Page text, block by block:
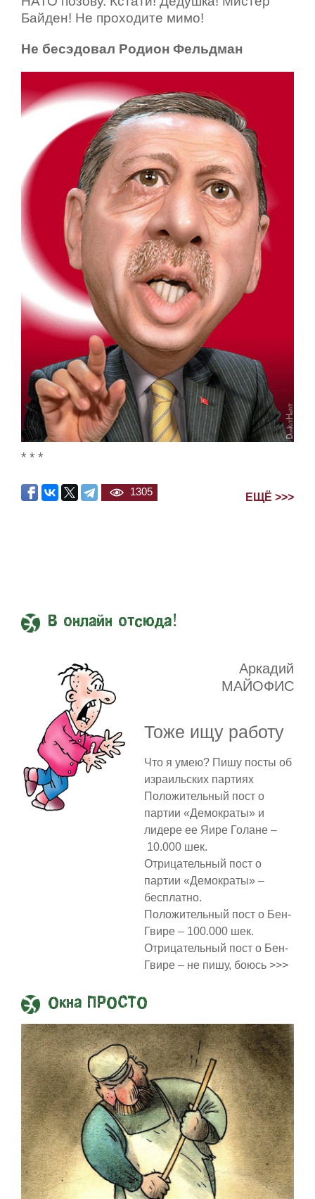
Байден! Не проходите мимо!
Не бесэдовал Родион Фельдман
* * *
1305 ЕЩЁ >>>
В онлайн отсюда!
Аркадий
МАЙОФИС
Тоже ищу работу
Что я умею? Пишу посты об
израильских партиях
Положительный пост о
партии «Демократы» и
лидере ее Яире Голане –
10.000 шек.
Отрицательный пост о
партии «Демократы» –
бесплатно.
Положительный пост о Бен-
Гвире – 100.000 шек.
Отрицательный пост о Бен-
Гвире – не пишу, боюсь >>>
Окна ПРОСТО